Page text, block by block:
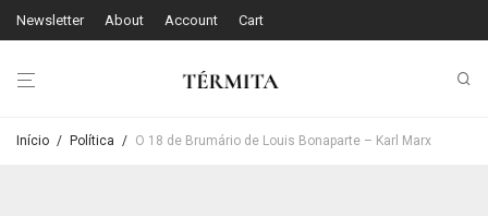
Newsletter About Account Cart
Início / Política / O 18 de Brumário de Louis Bonaparte – Karl Marx